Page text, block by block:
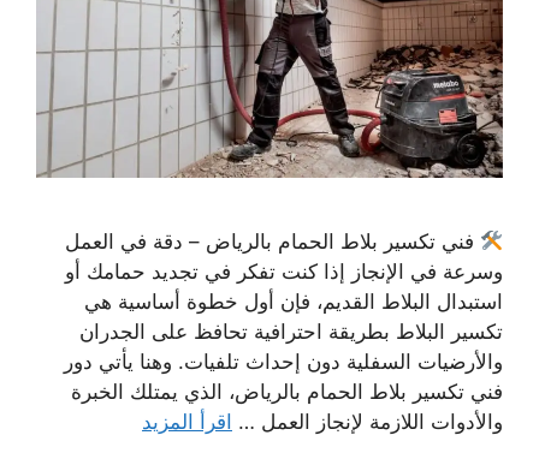
فني تكسير بلاط الحمام بالرياض – دقة في العمل
وسرعة في الإنجاز إذا كنت تفكر في تجديد حمامك أو
استبدال البلاط القديم، فإن أول خطوة أساسية هي
تكسير البلاط بطريقة احترافية تحافظ على الجدران
والأرضيات السفلية دون إحداث تلفيات. وهنا يأتي دور
فني تكسير بلاط الحمام بالرياض، الذي يمتلك الخبرة
والأدوات اللازمة لإنجاز العمل … اقرأ المزيد